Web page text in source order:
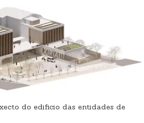
do edificio das entidades de